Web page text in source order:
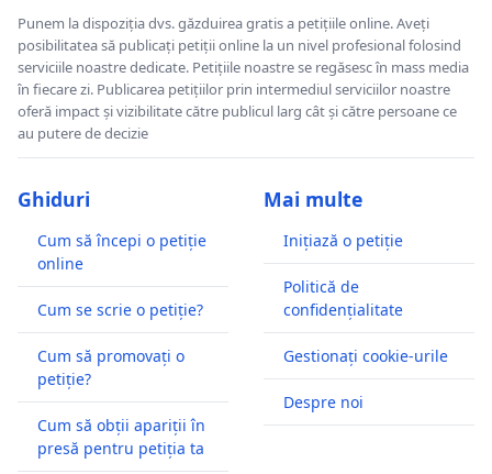
Punem la dispoziția dvs. găzduirea gratis a petițiile online. Aveți
posibilitatea să publicați petiții online la un nivel profesional folosind
serviciile noastre dedicate. Petițiile noastre se regăsesc în mass media
în fiecare zi. Publicarea petițiilor prin intermediul serviciilor noastre
oferă impact și vizibilitate către publicul larg cât și către persoane ce
au putere de decizie
Ghiduri
Cum să începi o petiție
online
Cum se scrie o petiție?
Cum să promovați o
petiție?
Cum să obții apariții în
presă pentru petiția ta
Mai multe
Inițiază o petiție
Politică de
confidențialitate
Gestionați cookie-urile
Despre noi